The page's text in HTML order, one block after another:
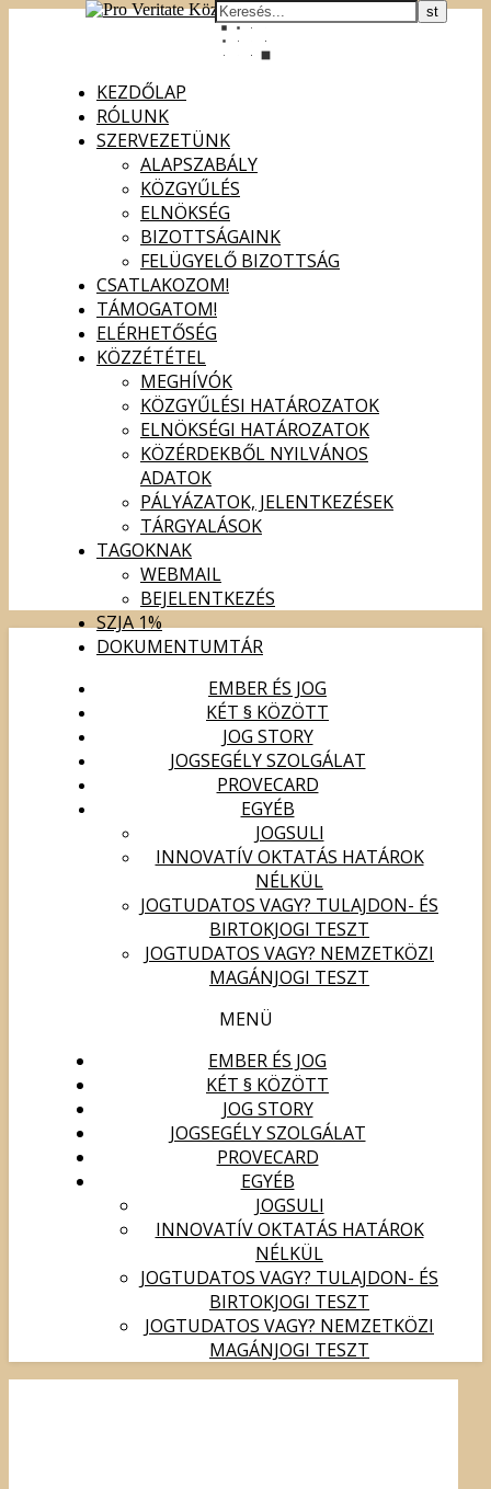
KEZDŐLAP
RÓLUNK
SZERVEZETÜNK
ALAPSZABÁLY
KÖZGYŰLÉS
ELNÖKSÉG
BIZOTTSÁGAINK
FELÜGYELŐ BIZOTTSÁG
CSATLAKOZOM!
TÁMOGATOM!
ELÉRHETŐSÉG
KÖZZÉTÉTEL
MEGHÍVÓK
KÖZGYŰLÉSI HATÁROZATOK
ELNÖKSÉGI HATÁROZATOK
KÖZÉRDEKBŐL NYILVÁNOS
ADATOK
PÁLYÁZATOK, JELENTKEZÉSEK
TÁRGYALÁSOK
TAGOKNAK
WEBMAIL
BEJELENTKEZÉS
SZJA 1%
DOKUMENTUMTÁR
EMBER ÉS JOG
KÉT § KÖZÖTT
JOG STORY
JOGSEGÉLY SZOLGÁLAT
PROVECARD
EGYÉB
JOGSULI
INNOVATÍV OKTATÁS HATÁROK
NÉLKÜL
JOGTUDATOS VAGY? TULAJDON- ÉS
BIRTOKJOGI TESZT
JOGTUDATOS VAGY? NEMZETKÖZI
MAGÁNJOGI TESZT
MENÜ
EMBER ÉS JOG
KÉT § KÖZÖTT
JOG STORY
JOGSEGÉLY SZOLGÁLAT
PROVECARD
EGYÉB
JOGSULI
INNOVATÍV OKTATÁS HATÁROK
NÉLKÜL
JOGTUDATOS VAGY? TULAJDON- ÉS
BIRTOKJOGI TESZT
JOGTUDATOS VAGY? NEMZETKÖZI
MAGÁNJOGI TESZT